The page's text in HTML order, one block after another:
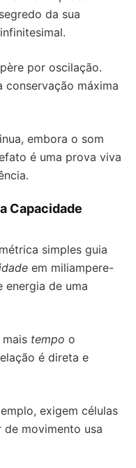
da sua
infinitesimal.
por oscilação.
conservação máxima
embora o som
é uma prova viva
Capacidade
simples guia
em miliampere-
energia de uma
tempo o
é direta e
exigem células
de movimento usa